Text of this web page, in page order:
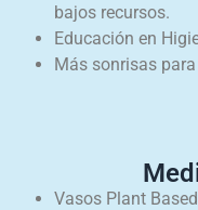
bajos recursos.
Educación en
Más sonrisas para
Vasos Plant Based